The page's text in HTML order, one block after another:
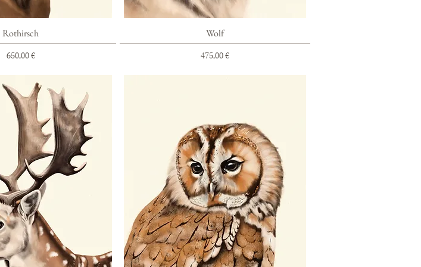
Schnellansicht
Rothirsch
Preis
650,00 €
Schnellansicht
Wolf
Preis
475,00 €